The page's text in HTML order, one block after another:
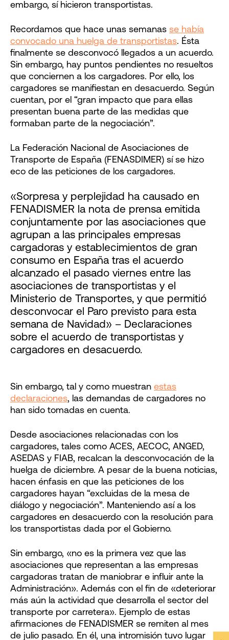
embargo, sí hicieron transportistas.
Recordamos que hace unas semanas se había
convocado una huelga de transportistas. Ésta
finalmente se desconvocó llegados a un acuerdo.
Sin embargo, hay puntos pendientes no resueltos
que conciernen a los cargadores. Por ello, los
cargadores se manifiestan en desacuerdo. Según
cuentan, por el “gran impacto que para ellas
presentan buena parte de las medidas que
formaban parte de la negociación”.
La Federación Nacional de Asociaciones de
Transporte de España (FENASDIMER) sí se hizo
eco de las peticiones de los cargadores.
«Sorpresa y perplejidad ha causado en
FENADISMER la nota de prensa emitida
conjuntamente por las asociaciones que
agrupan a las principales empresas
cargadoras y establecimientos de gran
consumo en España tras el acuerdo
alcanzado el pasado viernes entre las
asociaciones de transportistas y el
Ministerio de Transportes, y que permitió
desconvocar el Paro previsto para esta
semana de Navidad» – Declaraciones
sobre el acuerdo de transportistas y
cargadores en desacuerdo.
Sin embargo, tal y como muestran estas
declaraciones, las demandas de cargadores no
han sido tomadas en cuenta.
Desde asociaciones relacionadas con los
cargadores, tales como ACES, AECOC, ANGED,
ASEDAS y FIAB, recalcan la desconvocación de la
huelga de diciembre. A pesar de la buena noticias,
hacen énfasis en que las peticiones de los
cargadores hayan “excluidas de la mesa de
diálogo y negociación”. Manteniendo así a los
cargadores en desacuerdo con la resolución para
los transportistas dada por el Gobierno.
Sin embargo, «no es la primera vez que las
asociaciones que representan a las empresas
cargadoras tratan de maniobrar e influir ante la
Administración». Además con el fin de «deteriorar
más aún la actividad que desarrolla el sector del
transporte por carretera». Ejemplo de estas
afirmaciones de FENADISMER se remiten al mes
de julio pasado. En él, una intromisión tuvo lugar